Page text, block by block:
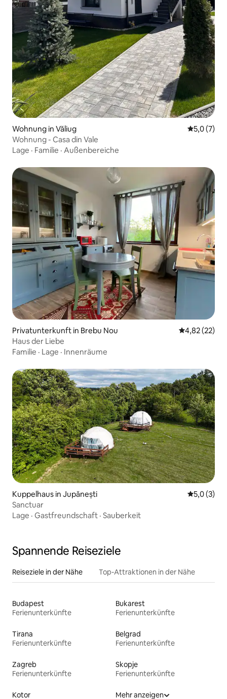
Wohnung in Văliug
5,0 (7)
Wohnung - Casa din Vale
Lage · Familie · Außenbereiche
Privatunterkunft in Brebu Nou
4,82 (22)
Haus der Liebe
Familie · Lage · Innenräume
Kuppelhaus in Jupănești
5,0 (3)
Sanctuar
Lage · Gastfreundschaft · Sauberkeit
Spannende Reiseziele
Reiseziele in der Nähe Top-Attraktionen in der Nähe
Budapest
Ferienunterkünfte
Bukarest
Ferienunterkünfte
Tirana
Ferienunterkünfte
Belgrad
Ferienunterkünfte
Zagreb
Ferienunterkünfte
Skopje
Ferienunterkünfte
Kotor
Mehr anzeigen